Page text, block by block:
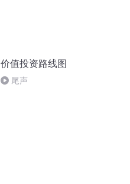
价值投资路线图
尾声